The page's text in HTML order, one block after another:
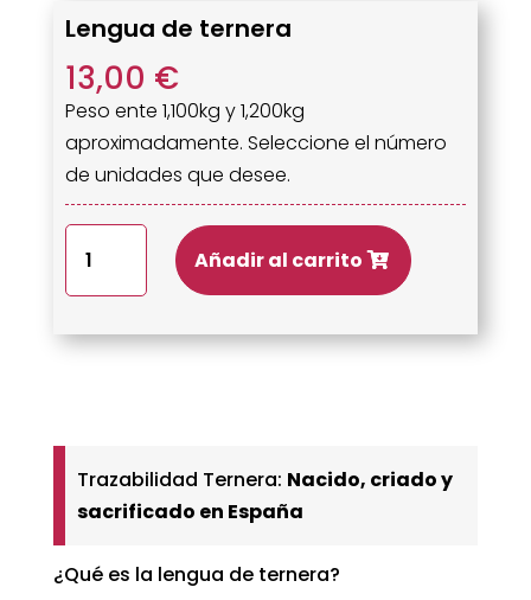
Lengua de ternera
13,00 €
Peso ente 1,100kg y 1,200kg
aproximadamente. Seleccione el número
de unidades que desee.
de
ternera
cantidad
Añadir al carrito
Trazabilidad Ternera: Nacido, criado y
sacrificado en España
¿Qué es la lengua de ternera?